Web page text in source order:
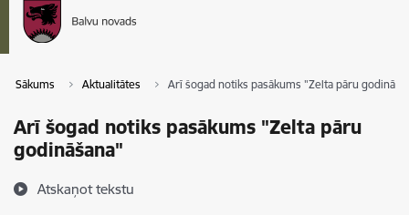
Sākums Aktualitātes Arī šogad notiks pasākums "Zelta pāru
Arī šogad notiks pasākums "Zelta pāru
godināšana"
Atskaņot tekstu